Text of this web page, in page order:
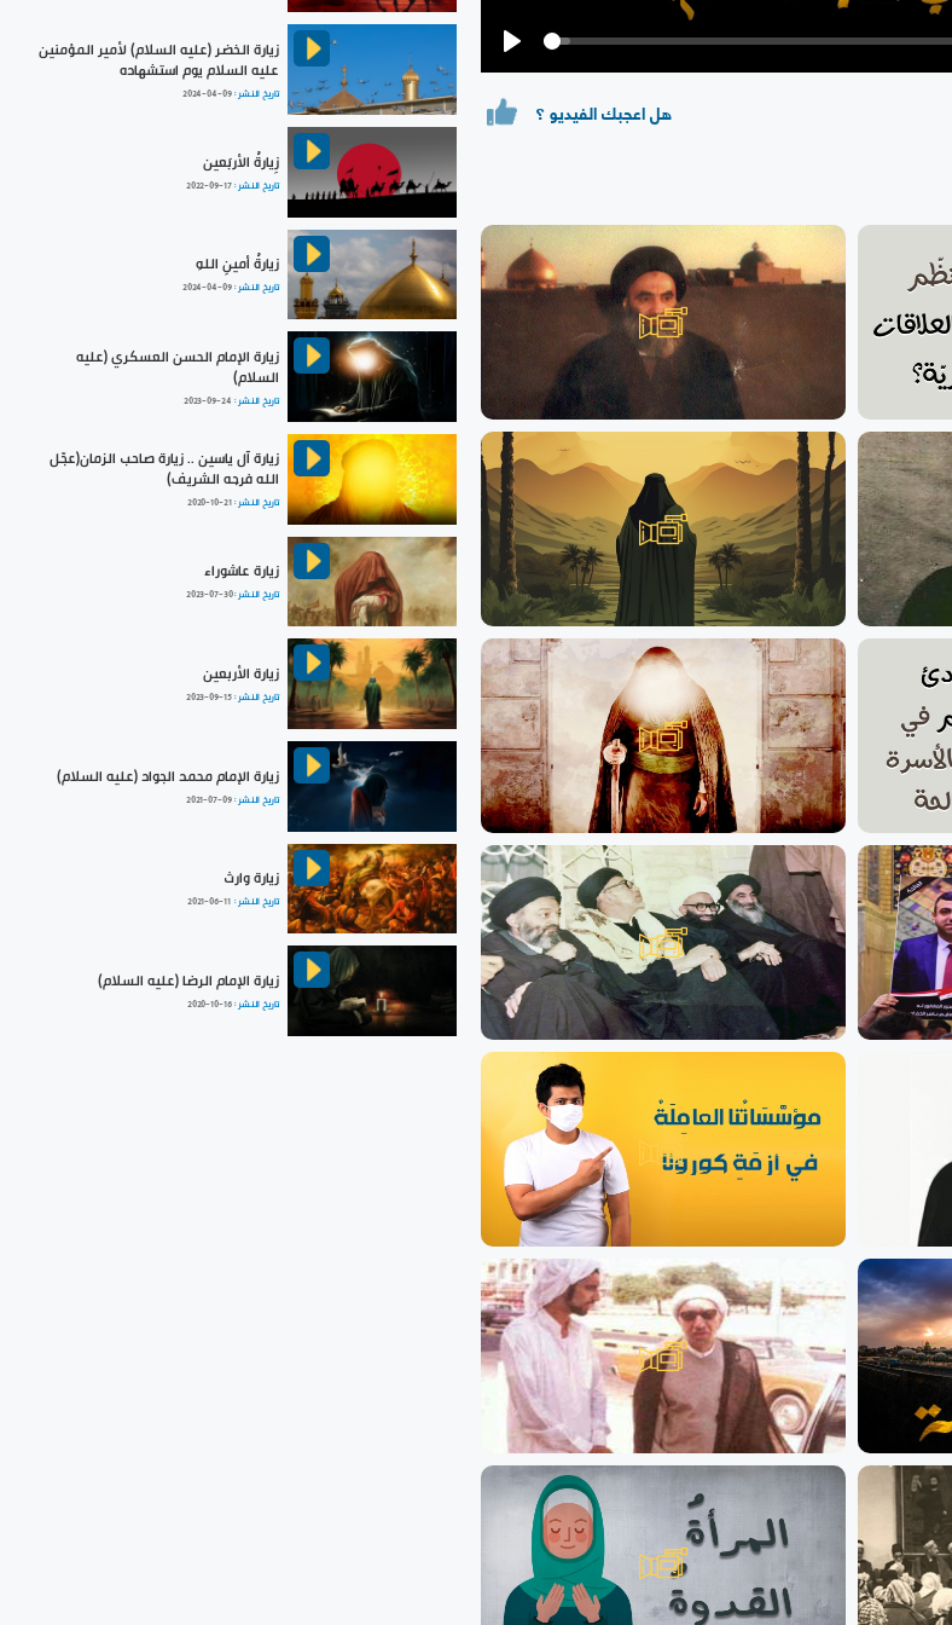
هل اعجبك الفيديو ؟
زيارة الخضر (عليه السلام) لأمير المؤمنين
عليه السلام يوم استشهاده
تاريخ النشر :2024-04-09
زِيارةُ الأربَعين
تاريخ النشر :2022-09-17
زيارةُ أمينِ اللهِ
تاريخ النشر :2024-04-09
زيارة الإمام الحسن العسكري (عليه
السلام)
تاريخ النشر : 2023-09-24
زيارة آل ياسين .. زيارة صاحب الزمان(عجّل
الله فرجه الشريف)
تاريخ النشر :2020-10-21
زيارة عاشوراء
تاريخ النشر :2023-07-30
زيارة الأربعين
تاريخ النشر :2023-09-15
زيارة الإمام محمد الجواد (عليه السلام)
تاريخ النشر :2021-07-09
زيارة وارث
تاريخ النشر : 2021-06-11
زيارة الإمام الرضا (عليه السلام)
تاريخ النشر :2020-10-16